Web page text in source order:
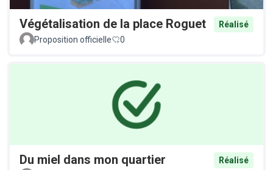
Végétalisation de la place Roguet
Réalisé
Proposition officielle
0
Du miel dans mon quartier
Réalisé